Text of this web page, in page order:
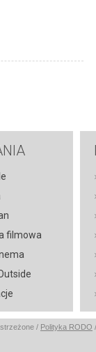
filmowa
/ Polityka RODO